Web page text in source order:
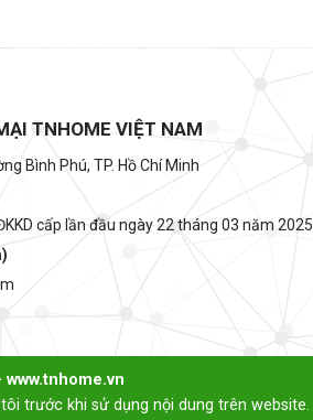
TNHOME VIỆT NAM
Bình Phú, TP. Hồ Chí Minh
cấp lần đầu ngày 22 tháng 03 năm 2025
www.tnhome.vn
trước khi sử dụng nội dung trên website.